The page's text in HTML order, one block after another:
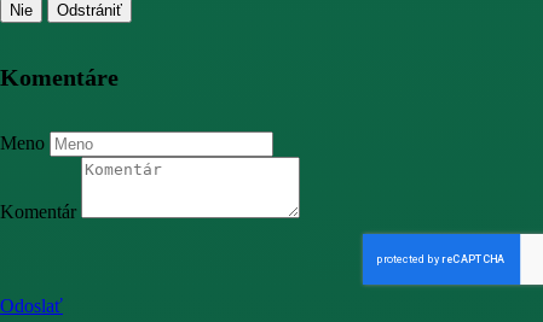
Nie Odstrániť
Komentáre
Meno
Komentár
Odoslať